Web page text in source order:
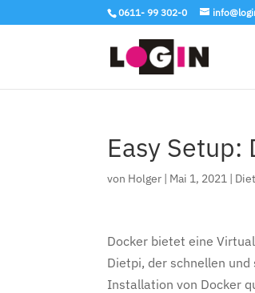
0611- 99 302-0
Easy
von Holger | Mai 1, 2021 |
Docker bietet eine
Dietpi, der schnellen
Installation von Docker